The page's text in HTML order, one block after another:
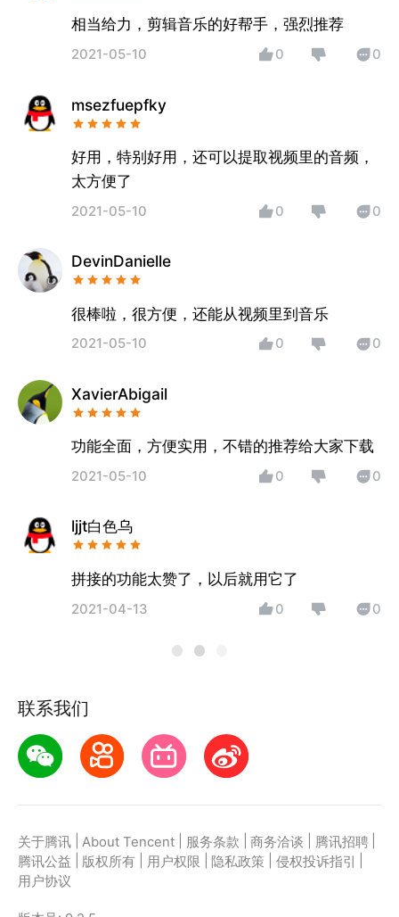
相当给力，剪辑音乐的好帮手，强烈推荐
2021-05-10 0 0
msezfuepfky
好用，特别好用，还可以提取视频里的音频，
太方便了
2021-05-10 0 0
DevinDanielle
很棒啦，很方便，还能从视频里到音乐
2021-05-10 0 0
XavierAbigail
功能全面，方便实用，不错的推荐给大家下载
2021-05-10 0 0
ljjt白色乌
拼接的功能太赞了，以后就用它了
2021-04-13 0 0
联系我们
关于腾讯 About Tencent 服务条款 商务洽谈 腾讯招聘
腾讯公益
版权所有 用户权限 隐私政策 侵权投诉指引
用户协议